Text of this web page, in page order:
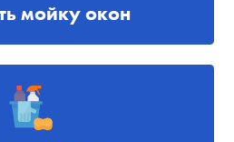
мойку окон